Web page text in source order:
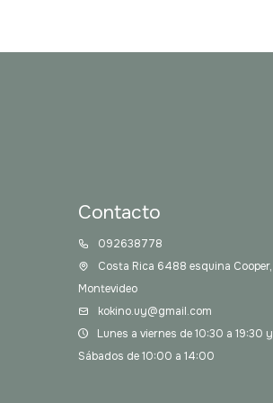
Contacto
092638778
Costa Rica 6488 esquina Cooper,
Montevideo
kokino.uy@gmail.com
Lunes a viernes de 10:30 a 19:30 y
Sábados de 10:00 a 14:00